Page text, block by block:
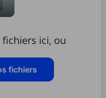
fichiers ici, ou
fichiers